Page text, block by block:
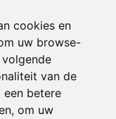
cookies en
uw browse-
van de
een betere
, om uw